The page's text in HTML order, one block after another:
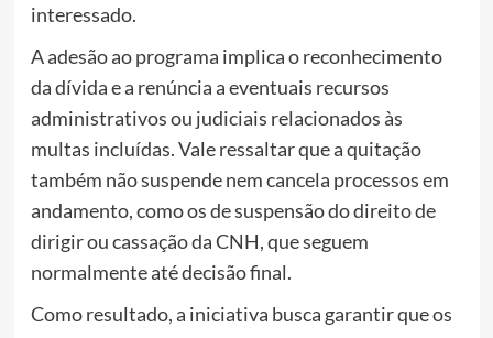
interessado.
A adesão ao programa implica o reconhecimento
da dívida e a renúncia a eventuais recursos
administrativos ou judiciais relacionados às
multas incluídas. Vale ressaltar que a quitação
também não suspende nem cancela processos em
andamento, como os de suspensão do direito de
dirigir ou cassação da CNH, que seguem
normalmente até decisão final.
Como resultado, a iniciativa busca garantir que os